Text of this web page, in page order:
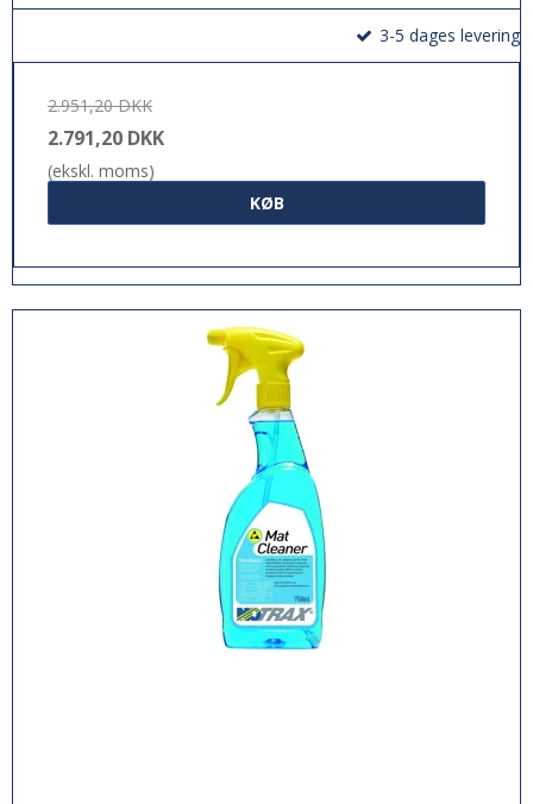
3-5 dages levering
2.951,20 DKK
2.791,20 DKK
(ekskl. moms)
KØB